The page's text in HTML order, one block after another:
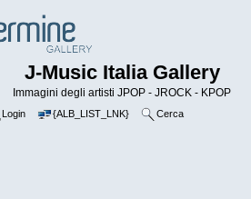
J-Music Italia Gallery
Immagini degli artisti JPOP - JROCK - KPOP
Login {ALB_LIST_LNK} Cerca